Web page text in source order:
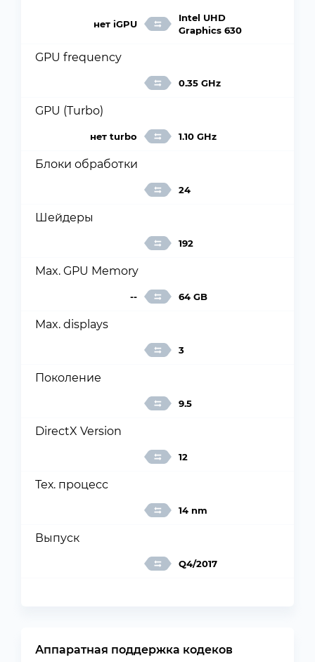
нет iGPU
Intel UHD
Graphics 630
GPU frequency
0.35 GHz
GPU (Turbo)
нет turbo 1.10 GHz
Блоки обработки
24
Шейдеры
192
Max. GPU Memory
-- 64 GB
Max. displays
3
Поколение
9.5
DirectX Version
12
Тех. процесс
14 nm
Выпуск
Q4/2017
Аппаратная поддержка кодеков